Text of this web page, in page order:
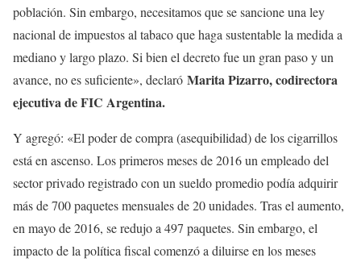
población. Sin embargo, necesitamos que se sancione una ley
nacional de impuestos al tabaco que haga sustentable la medida a
mediano y largo plazo. Si bien el decreto fue un gran paso y un
avance, no es suficiente», declaró Marita Pizarro, codirectora
ejecutiva de FIC Argentina.
Y agregó: «El poder de compra (asequibilidad) de los cigarrillos
está en ascenso. Los primeros meses de 2016 un empleado del
sector privado registrado con un sueldo promedio podía adquirir
más de 700 paquetes mensuales de 20 unidades. Tras el aumento,
en mayo de 2016, se redujo a 497 paquetes. Sin embargo, el
impacto de la política fiscal comenzó a diluirse en los meses